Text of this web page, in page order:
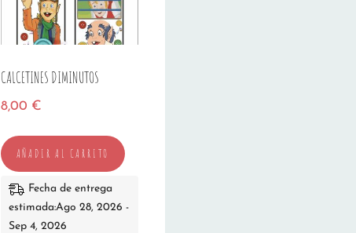
CALCETINES DIMINUTOS
8,00 €
AÑADIR AL CARRITO
Fecha de entrega
estimada:Ago 28, 2026 -
Sep 4, 2026